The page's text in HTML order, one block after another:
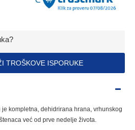
TROŠKOVE ISPORUKE
kompletna, dehidrirana hrana, vrhunskog
već od prve nedelje života.